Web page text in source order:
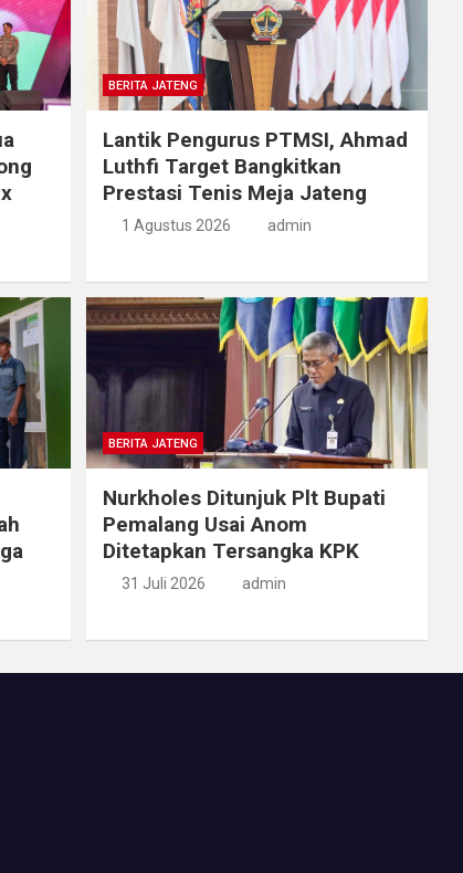
BERITA JATENG
Lantik Pengurus PTMSI, Ahmad
Luthfi Target Bangkitkan
Prestasi Tenis Meja Jateng
1 Agustus 2026 admin
BERITA JATENG
Nurkholes Ditunjuk Plt Bupati
Pemalang Usai Anom
Ditetapkan Tersangka KPK
31 Juli 2026 admin